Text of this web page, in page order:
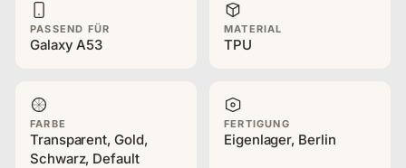
PASSEND FÜR
Galaxy A53
MATERIAL
TPU
FARBE
Transparent, Gold,
Schwarz, Default
FERTIGUNG
Eigenlager, Berlin